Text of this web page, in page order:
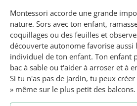
Montessori accorde une grande
nature. Sors avec ton enfant,
coquillages ou des feuilles et
découverte autonome favorise
individuel de ton enfant. Ton enfant
bac à sable ou t'aider à arroser et à
Si tu n'as pas de jardin, tu peux
» même sur le plus petit des balcons.